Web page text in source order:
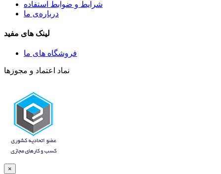
شرايط و ضوابط استفاده
درباره‌ی ما
لینک های مفید
فروشگاه های ما
نماد اعتماد و مجوزها
×